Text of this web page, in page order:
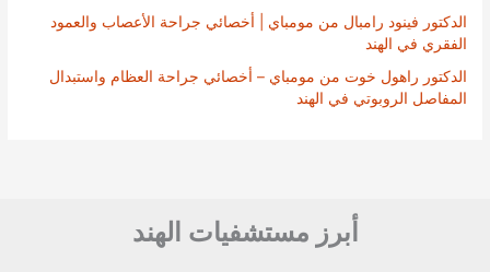
الدكتور فينود رامبال من مومباي | أخصائي جراحة الأعصاب والعمود
الفقري في الهند
الدكتور راهول خوت من مومباي – أخصائي جراحة العظام واستبدال
المفاصل الروبوتي في الهند
أبرز مستشفيات الهند